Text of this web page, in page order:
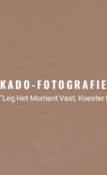
KADO-
"Leg Het Moment Vast, Koester